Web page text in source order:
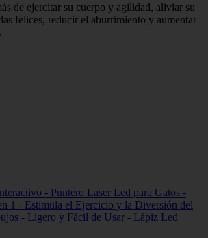
de ejercitar su cuerpo y agilidad, aliviar su
felices, reducir el aburrimiento y aumentar
- Puntero Laser Led para Gatos -
1 - Estimula el Ejercicio y la Diversión del
- Ligero y Fácil de Usar - Lápiz Led